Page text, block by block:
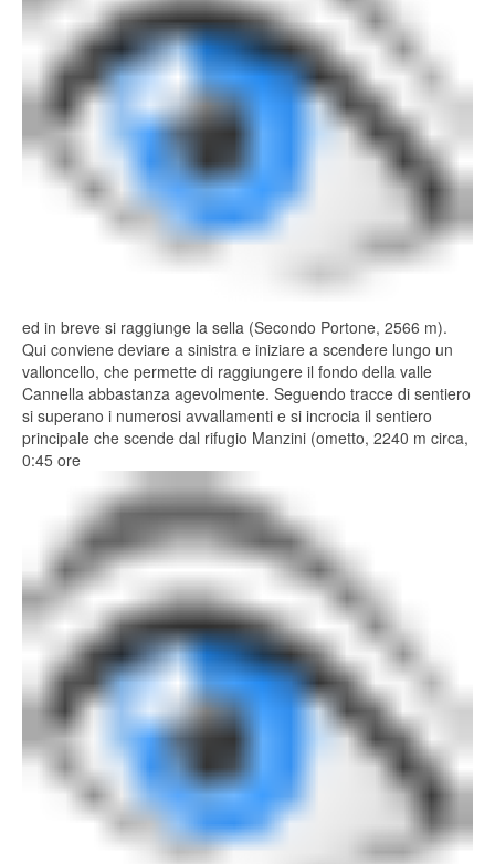
ed in breve si raggiunge la sella (Secondo Portone, 2566 m).
Qui conviene deviare a sinistra e iniziare a scendere lungo un
valloncello, che permette di raggiungere il fondo della valle
Cannella abbastanza agevolmente. Seguendo tracce di sentiero
si superano i numerosi avvallamenti e si incrocia il sentiero
principale che scende dal rifugio Manzini (ometto, 2240 m circa,
0:45 ore